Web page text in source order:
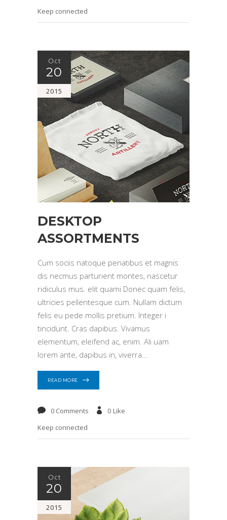
Keep connected
Oct
20
2015
DESKTOP
ASSORTMENTS
Cum sociis natoque penatibus et magnis
dis necmus parturient montes, nascetur
ridiculus mus. elit quami Donec quam felis,
ultricies pellentesque cum. Nullam dictum
felis eu pede mollis pretium. Integer i
tincidunt. Cras dapibus. Vivamus
elementum, eleifend ac, enim. Ali uam
lorem ante, dapibus in, viverra
READ MORE
0 Comments 0 Like
Keep connected
Oct
20
2015